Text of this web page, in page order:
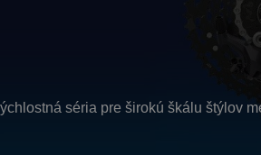
séria pre širokú škálu štýlov